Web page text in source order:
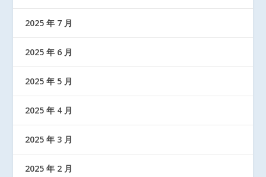
2025 年 7 月
2025 年 6 月
2025 年 5 月
2025 年 4 月
2025 年 3 月
2025 年 2 月